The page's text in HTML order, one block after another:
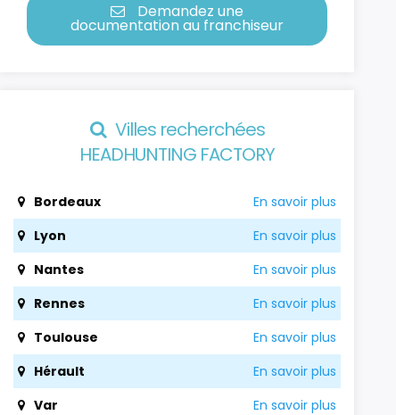
Demandez une
documentation au franchiseur
Villes recherchées
HEADHUNTING FACTORY
Bordeaux
En savoir plus
Lyon
En savoir plus
Nantes
En savoir plus
Rennes
En savoir plus
Toulouse
En savoir plus
Hérault
En savoir plus
Var
En savoir plus